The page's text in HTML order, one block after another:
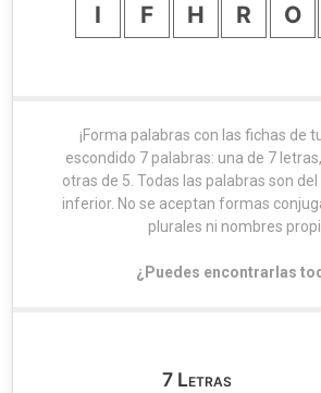
I F H R O
¡Forma palabras con las fichas de
escondido 7 palabras: una de 7
otras de 5. Todas las palabras son
inferior. No se aceptan formas
plurales ni nombres
¿Puedes encontrarlas
7 Letras